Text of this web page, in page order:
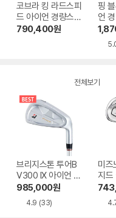
코브라 킹 라드스피
드 아이언 경량스틸
정품 6개
790,400원
핑
언
개
전체보기
브리지스톤 투어B
V300 IX 아이언 경
량스틸
985,000원
4.9 (33)
미
지드
틸